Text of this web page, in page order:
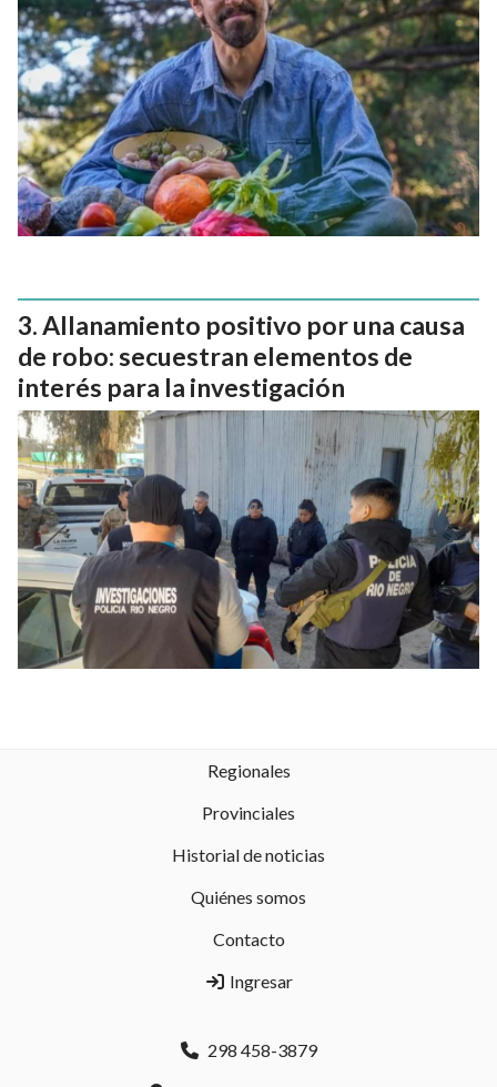
Allanamiento positivo por una causa
de robo: secuestran elementos de
interés para la investigación
Regionales
Provinciales
Historial de noticias
Quiénes somos
Contacto
Ingresar
298 458-3879